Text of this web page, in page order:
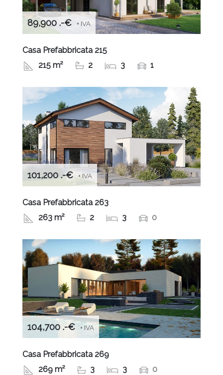
89,900 .-€ + IVA
Casa Prefabbricata 215
215 m²
2 3 1
101,200 .-€ + IVA
Casa Prefabbricata 263
263 m²
2 3 0
104,700 .-€ + IVA
Casa Prefabbricata 269
269 m²
3 3 0